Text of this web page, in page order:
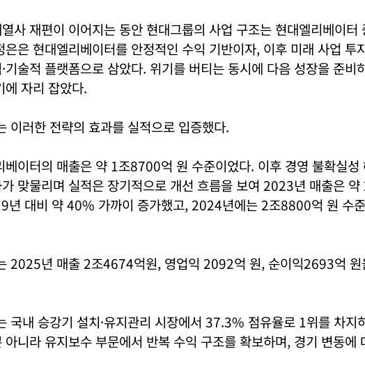
사 재편이 이어지는 동안 현대그룹의 사업 구조는 현대엘리베이터
은은 현대엘리베이터를 안정적인 수익 기반이자, 이후 미래 사업 투
기술적 플랫폼으로 삼았다. 위기를 버티는 동시에 다음 성장을 준비
에 자리 잡았다.
이러한 전략의 효과를 실적으로 입증했다.
이터의 매출은 약 1조8700억 원 수준이었다. 이후 경영 불확실성
맞물리며 실적은 장기적으로 개선 흐름을 보여 2023년 매출은
년 대비 약 40% 가까이 증가했고, 2024년에는 2조8800억 원 수
2025년 매출 2조4674억원, 영업익 2092억 원, 순이익2693억 원
국내 승강기 설치·유지관리 시장에서 37.3% 점유율로 1위를 차지
아니라 유지보수 부문에서 반복 수익 구조를 확보하며, 경기 변동에